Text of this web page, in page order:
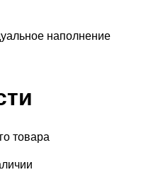
наполнение
товара